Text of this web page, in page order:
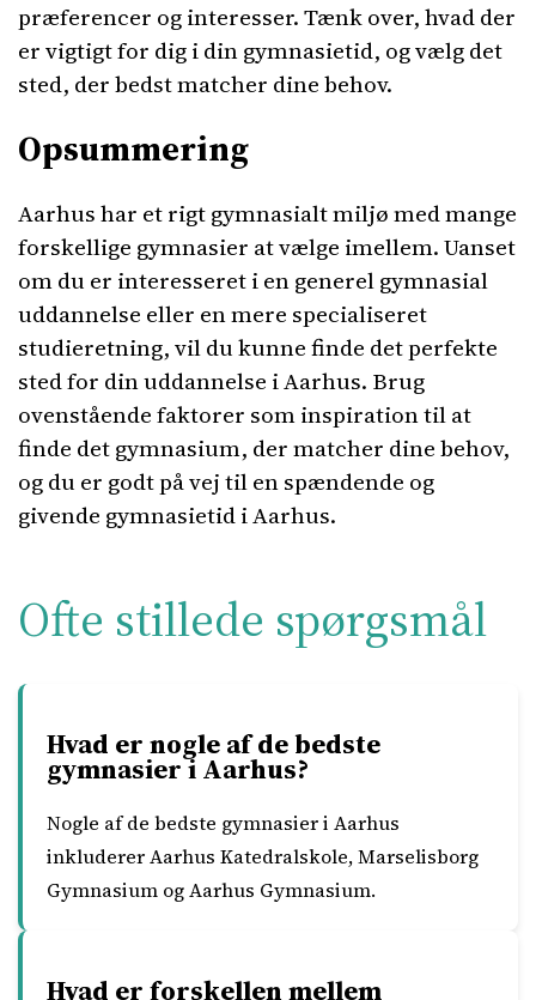
præferencer og interesser. Tænk over, hvad der
er vigtigt for dig i din gymnasietid, og vælg det
sted, der bedst matcher dine behov.
Opsummering
Aarhus har et rigt gymnasialt miljø med mange
forskellige gymnasier at vælge imellem. Uanset
om du er interesseret i en generel gymnasial
uddannelse eller en mere specialiseret
studieretning, vil du kunne finde det perfekte
sted for din uddannelse i Aarhus. Brug
ovenstående faktorer som inspiration til at
finde det gymnasium, der matcher dine behov,
og du er godt på vej til en spændende og
givende gymnasietid i Aarhus.
Ofte stillede spørgsmål
Hvad er nogle af de bedste
gymnasier i Aarhus?
Nogle af de bedste gymnasier i Aarhus
inkluderer Aarhus Katedralskole, Marselisborg
Gymnasium og Aarhus Gymnasium.
Hvad er forskellen mellem